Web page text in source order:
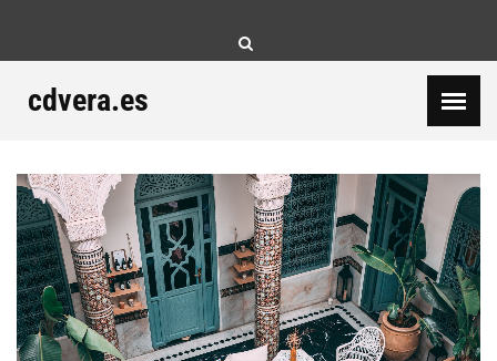
cdvera.es